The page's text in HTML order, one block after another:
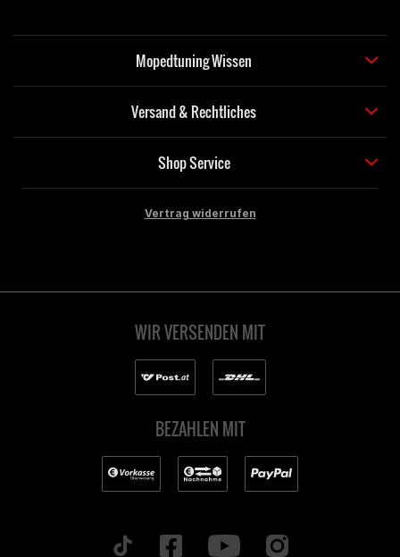
Mopedtuning Wissen
Versand & Rechtliches
Shop Service
Vertrag widerrufen
WIR VERSENDEN MIT
BEZAHLEN MIT